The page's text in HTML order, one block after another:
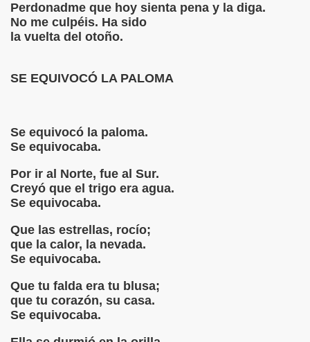
Perdonadme que hoy sienta pena y la diga.
No me culpéis. Ha sido
la vuelta del otoño.
SE EQUIVOCÓ LA PALOMA
Se equivocó la paloma.
Se equivocaba.
Por ir al Norte, fue al Sur.
Creyó que el trigo era agua.
Se equivocaba.
Que las estrellas, rocío;
que la calor, la nevada.
Se equivocaba.
Que tu falda era tu blusa;
que tu corazón, su casa.
Se equivocaba.
ES DEMASIADO ALEGRE
POE
NO TUVE CONTIGO POR RAFAEL DE LEÓN
MARTOS
DE YASSIN KAOUD.
DE YASSIN KAOUD--
MARTOS